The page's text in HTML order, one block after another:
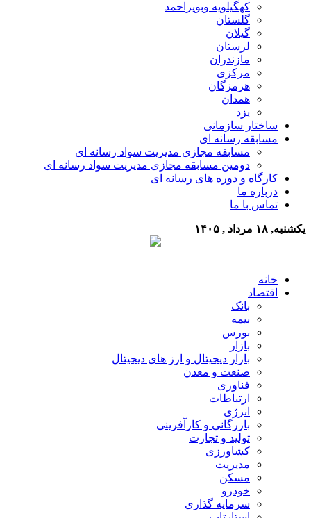
کهگیلویه وبویراحمد
گلستان
گیلان
لرستان
مازندران
مرکزی
هرمزگان
همدان
یزد
ساختار سازمانی
مسابقه رسانه ای
مسابقه مجازی مدیریت سواد رسانه ای
دومین مسابقه مجازی مدیریت سواد رسانه ای
کارگاه و دوره های رسانه ای
درباره ما
تماس با ما
یکشنبه, ۱۸ مرداد , ۱۴۰۵
خانه
اقتصاد
بانک
بیمه
بورس
بازار
بازار دیجیتال و ارز های دیجیتال
صنعت و معدن
فناوری
ارتباطات
انرژی
بازرگانی و کارآفرینی
تولید و تجارت
کشاورزی
مدیریت
مسکن
خودرو
سرمایه گذاری